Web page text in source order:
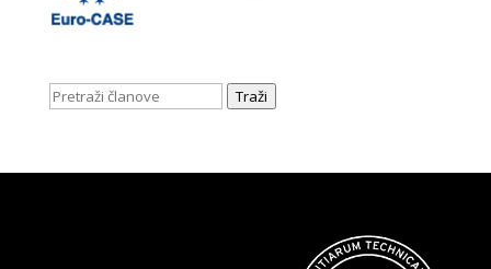
Traži